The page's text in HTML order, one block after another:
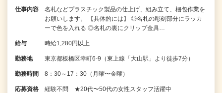
仕事内容
名札などプラスチック製品の仕上げ、組み立て、梱包作業を
お願いします。 【具体的には】 ◎名札の彫刻部分にラッカ
ーで色を入れる ◎名札の裏にクリップ金具…
給与 時給1,280円以上
勤務地 東京都板橋区幸町6-9（東上線「大山駅」より徒歩7分）
勤務時間 8：30～17：30（月曜〜金曜）
応募資格 経験不問 ★20代〜50代の女性スタッフ活躍中